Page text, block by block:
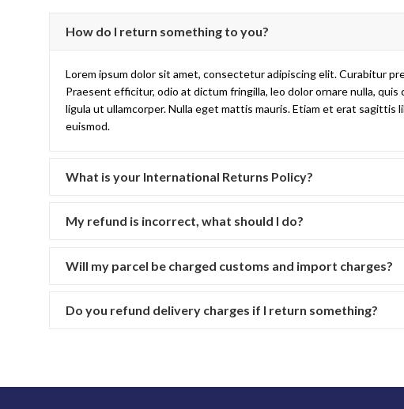
How do I return something to you?
Lorem ipsum dolor sit amet, consectetur adipiscing elit. Curabitur
Praesent efficitur, odio at dictum fringilla, leo dolor ornare nulla,
ligula ut ullamcorper. Nulla eget mattis mauris. Etiam et erat
euismod.
What is your International Returns Policy?
My refund is incorrect, what should I do?
Will my parcel be charged customs and import charges?
Do you refund delivery charges if I return something?